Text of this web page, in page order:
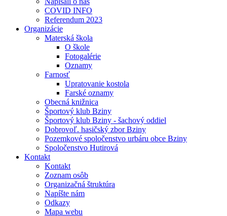
COVID INFO
Referendum 2023
Organizácie
Materská škola
O škole
Fotogalérie
Oznamy
Farnosť
Upratovanie kostola
Farské oznamy
Obecná knižnica
Športový klub Bziny
Športový klub Bziny - šachový oddiel
Dobrovoľ. hasičský zbor Bziny
Pozemkové spoločenstvo urbáru obce Bziny
Spoločenstvo Hutirová
Kontakt
Kontakt
Zoznam osôb
Organizačná štruktúra
Napíšte nám
Odkazy
Mapa webu